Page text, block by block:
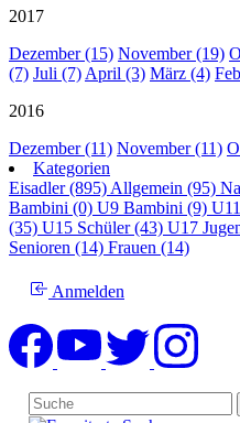
2017
Dezember (15) November (19)
(7) Juli (7) April (3) März (4)
2016
Dezember (11) November (11)
Kategorien
Eisadler (895) Allgemein (95)
Bambini (0) U9 Bambini (9)
(35) U15 Schüler (43) U17
Senioren (14) Frauen (14)
Anmelden